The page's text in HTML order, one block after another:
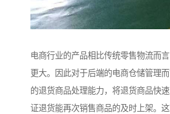
电商行业的产品相比传统零售物流而
更大。因此对于后端的电商仓储管理
的退货商品处理能力，将退货商品快
证退货能再次销售商品的及时上架。